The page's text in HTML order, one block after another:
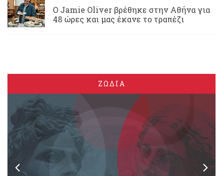
Ο Jamie Oliver βρέθηκε στην Αθήνα για
48 ώρες και μας έκανε το τραπέζι
ΖΩΔΙΑ